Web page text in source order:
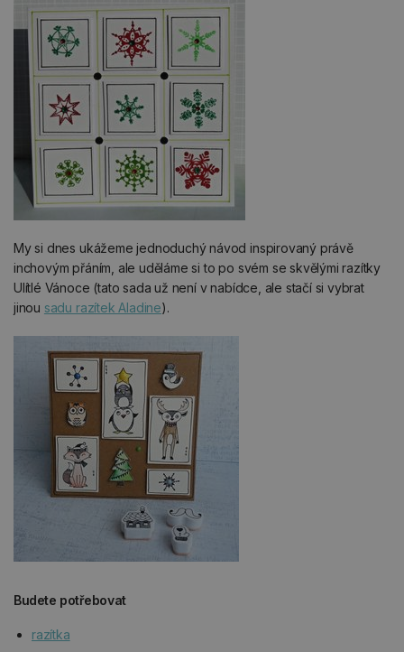
My si dnes ukážeme jednoduchý návod inspirovaný právě
inchovým přáním, ale uděláme si to po svém se skvělými razítky
Ulítlé Vánoce (tato sada už není v nabídce, ale stačí si vybrat
jinou sadu razítek Aladine).
Budete potřebovat
razítka